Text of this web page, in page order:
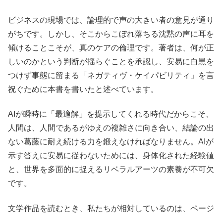
ビジネスの現場では、論理的で声の大きい者の意見が通り
がちです。しかし、そこからこぼれ落ちる沈黙の声に耳を
傾けることこそが、真のケアの倫理です。著者は、何が正
しいのかという判断が揺らぐことを承認し、安易に白黒を
つけず事態に留まる「ネガティヴ・ケイパビリティ」を言
祝ぐために本書を書いたと述べています。
AIが瞬時に「最適解」を提示してくれる時代だからこそ、
人間は、人間であるがゆえの複雑さに向き合い、結論の出
ない葛藤に耐え続ける力を鍛えなければなりません。AIが
示す答えに安易に従わないためには、身体化された経験値
と、世界を多面的に捉えるリベラルアーツの素養が不可欠
です。
文学作品を読むとき、私たちが相対しているのは、ページ